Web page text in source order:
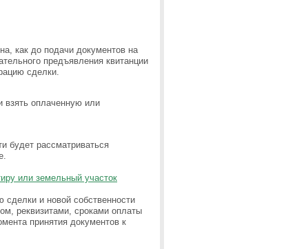
как до подачи документов на
предъявления квитанции
сделки.
взять оплаченную или
будет рассматриваться
или земельный участок
сделки и новой собственности
реквизитами, сроками оплаты
принятия документов к